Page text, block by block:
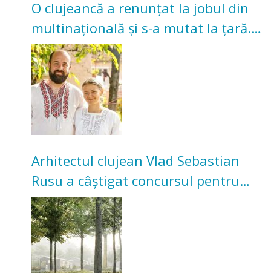
O clujeancă a renunțat la jobul din
multinațională și s-a mutat la țară.
Acum cultivă legume în grădina
bunicilor
Arhitectul clujean Vlad Sebastian
Rusu a câștigat concursul pentru
transformarea Grădinii Casei
Universitarilor